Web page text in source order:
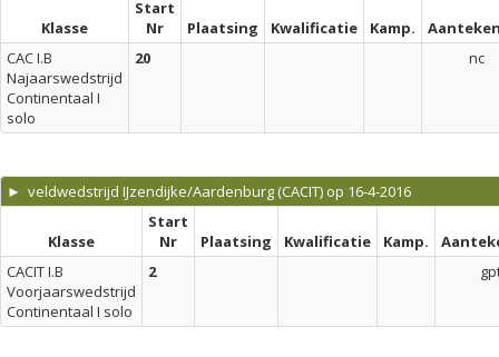
Klasse
Start
Nr
Plaatsing Kwalificatie Kamp.
CAC I.B
Najaarswedstrijd
Continentaal I
solo
20 nc
► veldwedstrijd IJzendijke/Aardenburg (CACIT) op 16-4-2016
Klasse
Start
Nr
Plaatsing Kwalificatie Kamp.
CACIT I.B
Voorjaarswedstrijd
Continentaal I solo
2